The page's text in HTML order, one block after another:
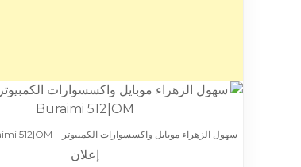
سهول الزهراء موبايل واكسسوارات الكمبيوتر – Oman|Al Buraimi 512|OM
إعلان